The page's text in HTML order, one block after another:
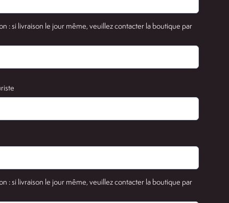
: si livraison le jour même, veuillez contacter la boutique par
: si livraison le jour même, veuillez contacter la boutique par